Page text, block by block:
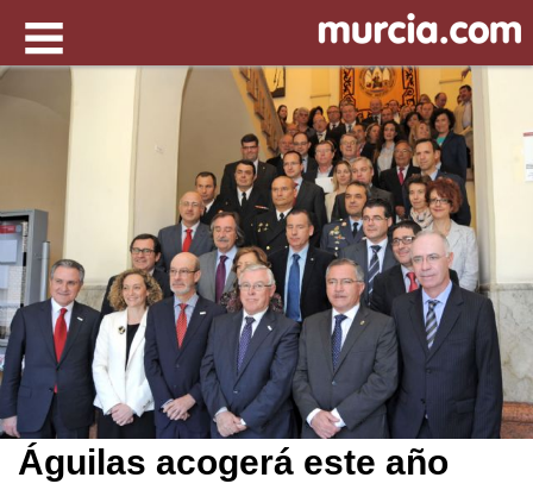
Águilas acogerá este año